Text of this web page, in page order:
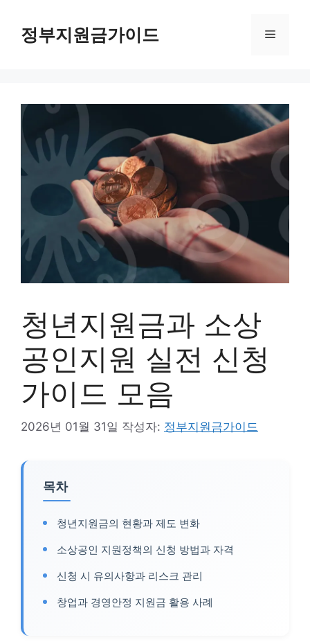
정부지원금가이드 메
청년지원금과 소상
공인지원 실전 신청
가이드 모음
2026년 01월 31일 작성자: 정부지원금가이드
목차
청년지원금의 현황과 제도 변화
소상공인 지원정책의 신청 방법과 자격
신청 시 유의사항과 리스크 관리
창업과 경영안정 지원금 활용 사례